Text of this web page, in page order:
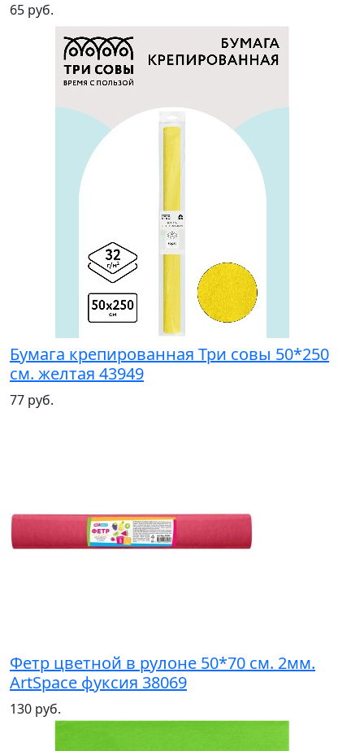
65 руб.
Бумага крепированная Три совы 50*250
см. желтая 43949
77 руб.
Фетр цветной в рулоне 50*70 см. 2мм.
ArtSpace фуксия 38069
130 руб.